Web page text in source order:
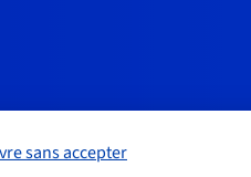
sans accepter